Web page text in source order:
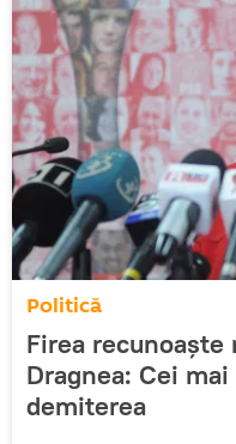
Politică
Firea
Dragnea: Cei
demiterea